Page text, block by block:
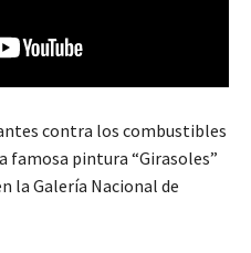
contra los combustibles
famosa pintura “Girasoles”
la Galería Nacional de